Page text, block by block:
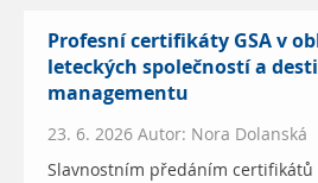
Profesní certifikáty GSA v
leteckých společností a
managementu
23. 6. 2026 Autor: Nora Dolanská
Slavnostním předáním